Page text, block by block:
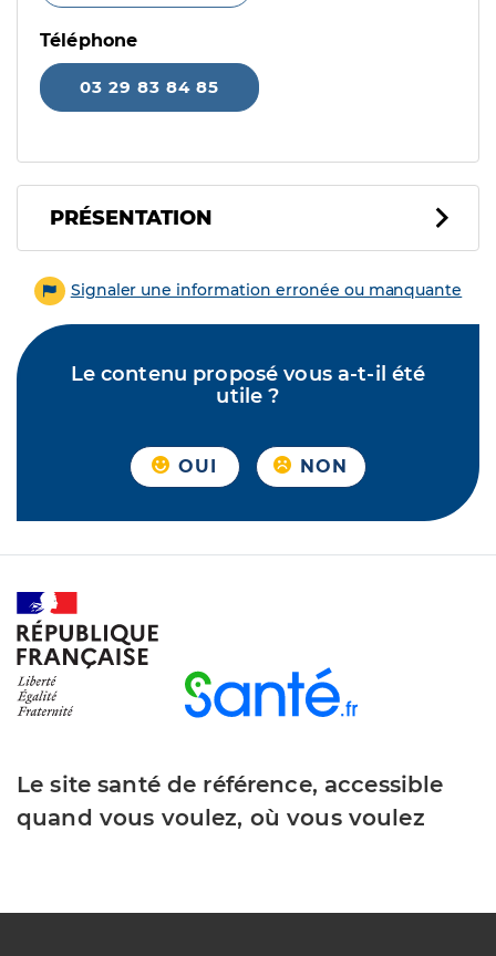
Téléphone
03 29 83 84 85
PRÉSENTATION
Signaler une information erronée ou manquante
Le contenu proposé vous a-t-il été
utile ?
OUI NON
Le site santé de référence, accessible
quand vous voulez, où vous voulez